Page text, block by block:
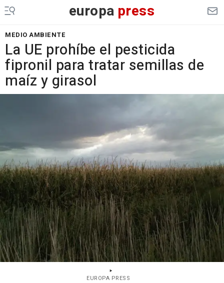
europa press
MEDIO AMBIENTE
La UE prohíbe el pesticida
fipronil para tratar semillas de
maíz y girasol
EUROPA PRESS